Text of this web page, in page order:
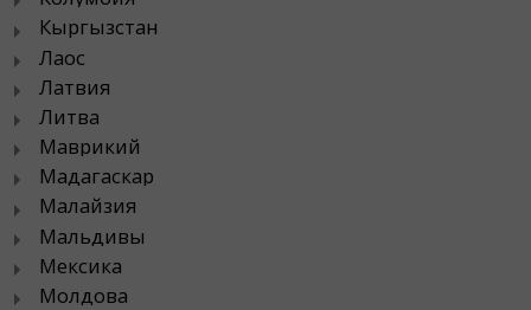
Кыргызстан
Лаос
Латвия
Литва
Маврикий
Мадагаскар
Малайзия
Мальдивы
Мексика
Молдова